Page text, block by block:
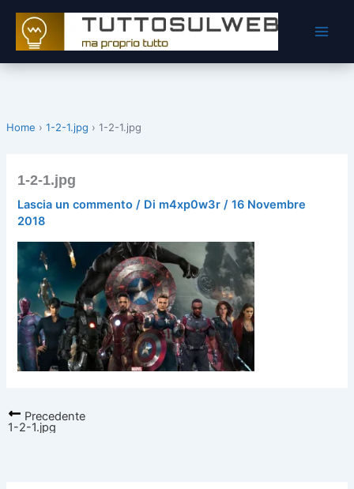
contenuto
Home › 1-2-1.jpg › 1-2-1.jpg
1-2-1.jpg
Lascia un commento / Di m4xp0w3r/16 Novembre
2018
Precedente
1-2-1.jpg